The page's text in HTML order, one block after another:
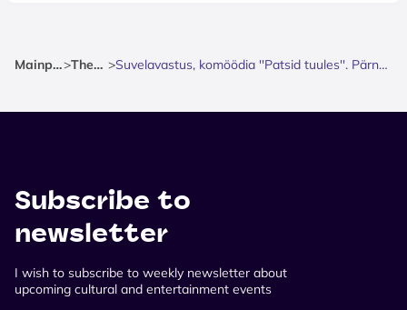
Mainpage> Theatre > Suvelavastus, komöödia ''Patsid tuules''. Pärnu Suveteater.
Subscribe to
newsletter
I wish to subscribe to weekly newsletter about
upcoming cultural and entertainment events